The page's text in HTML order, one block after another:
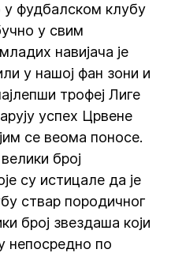
фудбалском клубу
у свим
навијача је
у нашој фан зони и
трофеј Лиге
успех Црвене
се веома поносе.
број
су истицале да је
ствар породичног
број звездаша који
непосредно по